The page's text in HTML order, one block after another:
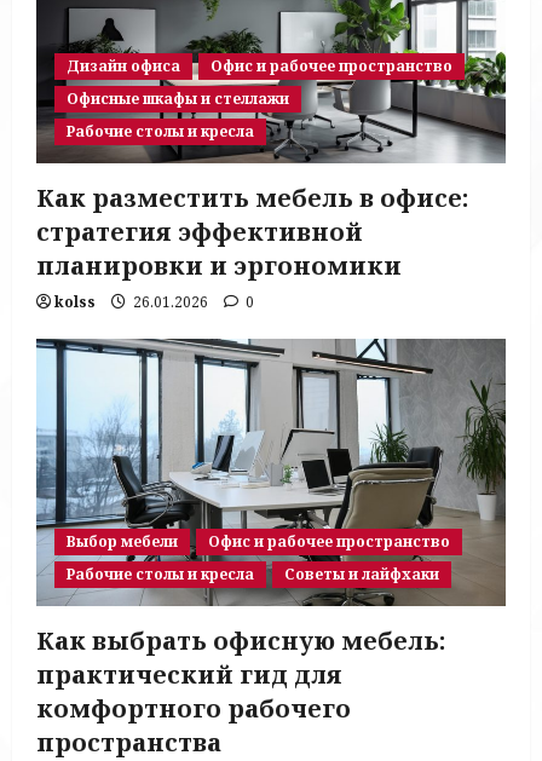
Дизайн офиса
Офис и рабочее пространство
Офисные шкафы и стеллажи
Рабочие столы и кресла
Как разместить мебель в офисе:
стратегия эффективной
планировки и эргономики
kolss 26.01.2026 0
Выбор мебели
Офис и рабочее пространство
Рабочие столы и кресла
Советы и лайфхаки
Как выбрать офисную мебель:
практический гид для
комфортного рабочего
пространства